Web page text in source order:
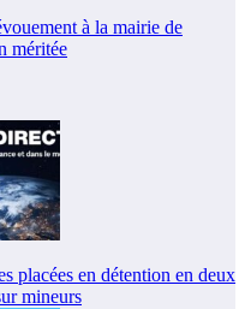
à la mairie de
méritée
placées en détention en deux
mineurs